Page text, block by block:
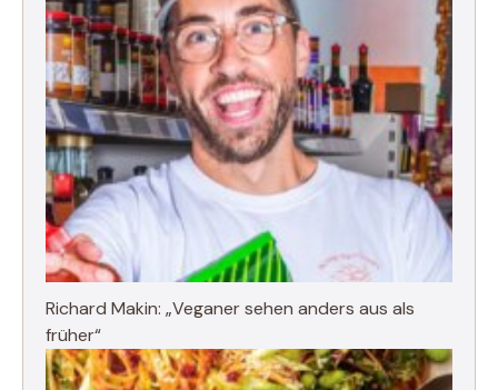
Richard Makin: „Veganer sehen anders aus als
früher“